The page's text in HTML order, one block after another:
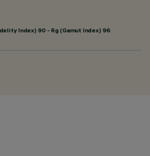
Index) 90 - Rg (Gamut Index) 96